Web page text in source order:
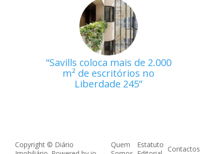
Savills coloca mais de 2.000
m² de escritórios no
Liberdade 245
Copyright © Diário
Quem
Estatuto Contactos